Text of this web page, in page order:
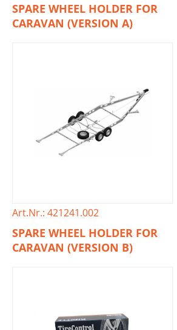
SPARE WHEEL HOLDER FOR
CARAVAN (VERSION A)
Art.Nr.: 421241.002
SPARE WHEEL HOLDER FOR
CARAVAN (VERSION B)